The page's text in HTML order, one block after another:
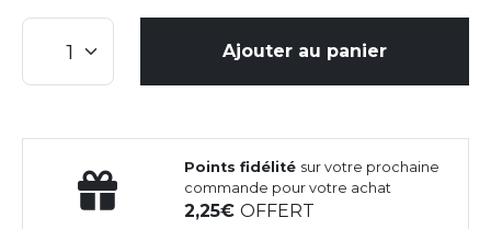
Ajouter au panier
Points fidélité sur votre prochaine
commande pour votre achat
2,25OFFERT